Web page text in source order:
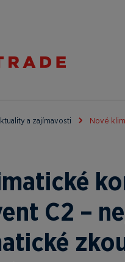
a zajímavosti Nové
C2 –